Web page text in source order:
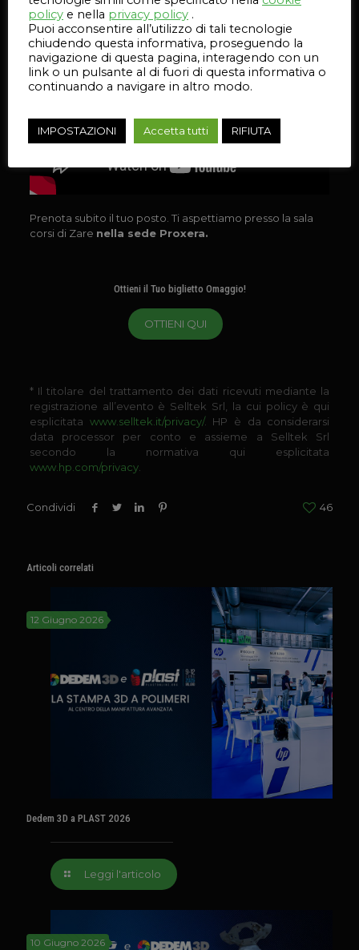
Prenota subito il tuo posto. Ti aspettiamo presso la sala
corsi di Zare nella sede Proxera.
Ottieni il Tuo biglietto Omaggio!
OTTIENI QUI
* Il titolare del trattamento dei dati ricevuti mediante la
registrazione all’evento è Selltek Srl, la cui policy è qui
esplicitata www.selltek.it/privacy/. HP è da considerarsi
data processor per conto e assieme a Selltek Srl
secondo la normativa qui esplicitata
www.hp.com/privacy.
Condividi 46
Articoli correlati
12 Giugno 2026
Dedem 3D a PLAST 2026
Leggi l'articolo
10 Giugno 2026
policy e nella privacy policy .
Puoi acconsentire all’utilizzo di tali tecnologie
chiudendo questa informativa, proseguendo la
navigazione di questa pagina, interagendo con un
link o un pulsante al di fuori di questa informativa o
continuando a navigare in altro modo.
IMPOSTAZIONI Accetta tutti RIFIUTA